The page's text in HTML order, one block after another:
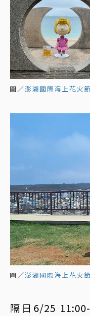
圖／澎湖國際海上花火
圖／澎湖國際海上花火
隔日6/25